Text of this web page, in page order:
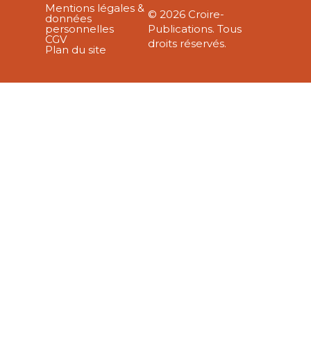
Mentions légales &
données
personnelles
CGV
Plan du site
© 2026 Croire-
Publications. Tous
droits réservés.